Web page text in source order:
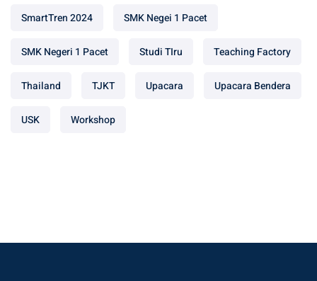
SmartTren 2024 SMK Negei 1 Pacet
SMK Negeri 1 Pacet Studi TIru Teaching Factory
Thailand TJKT Upacara Upacara Bendera
USK Workshop